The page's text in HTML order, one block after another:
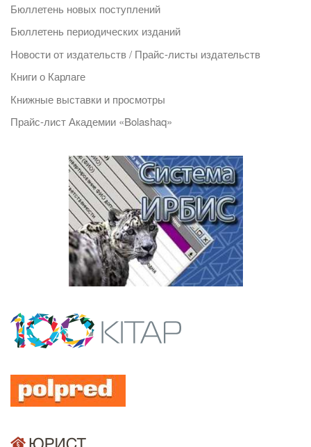
Бюллетень новых поступлений
Бюллетень периодических изданий
Новости от издательств / Прайс-листы издательств
Книги о Карлаге
Книжные выставки и просмотры
Прайс-лист Академии «Bolashaq»